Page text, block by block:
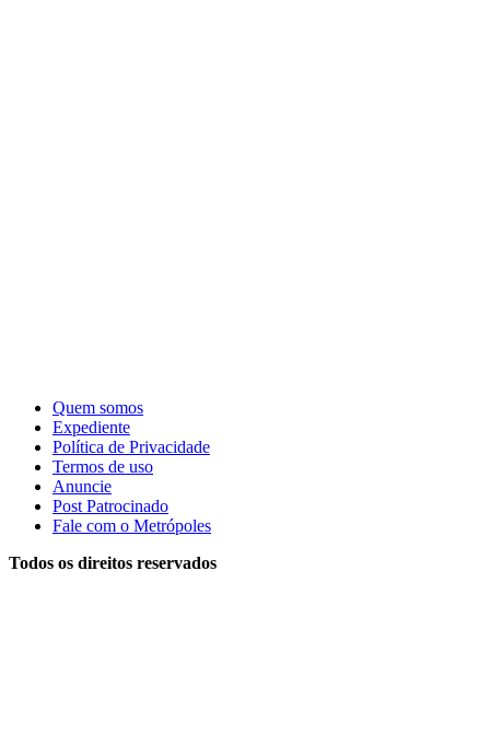
Quem somos
Expediente
Política de Privacidade
Termos de uso
Anuncie
Post Patrocinado
Fale com o Metrópoles
Todos os direitos reservados